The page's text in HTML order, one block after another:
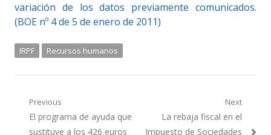
variación de los datos previamente comunicados.
(BOE nº 4 de 5 de enero de 2011)
IRPF Recursos humanos
Navegación
de
Previous
Previous
post:
El programa de ayuda que
sustituye a los 426 euros
Next
Next
post:
La rebaja fiscal en el
Impuesto de Sociedades